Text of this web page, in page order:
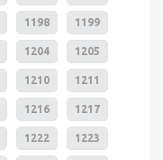
1198 1199
1204 1205
1210 1211
1216 1217
1222 1223